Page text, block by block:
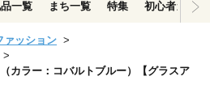
一覧 まち一覧 特集 初心者ガイド
ァッション
カラー：コバルトブルー）【グラスア